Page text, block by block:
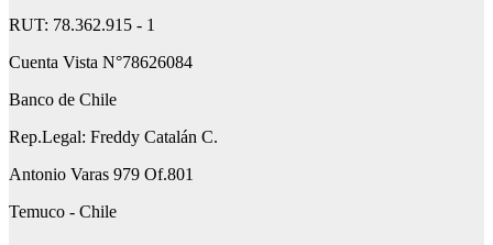
RUT: 78.362.915 - 1
Cuenta Vista N°78626084
Banco de Chile
Rep.Legal: Freddy Catalán C.
Antonio Varas 979 Of.801
Temuco - Chile